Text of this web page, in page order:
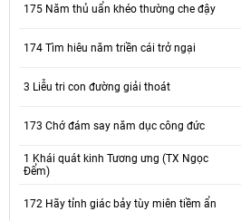
175 Năm thủ uẩn khéo thường che đậy
174 Tìm hiêu năm triền cái trở ngại
3 Liễu tri con đường giải thoát
173 Chớ đám say năm dục công đức
1 Khái quát kinh Tương ưng (TX Ngọc
Đểm)
172 Hãy tỉnh giác bảy tùy miên tiềm ẩn